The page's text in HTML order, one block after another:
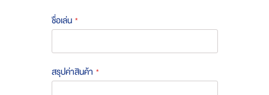
ชื่อเล่น
สรุปค่าสินค้า